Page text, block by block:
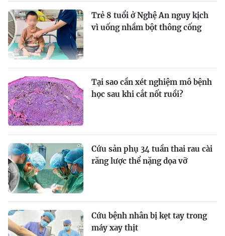
Trẻ 8 tuổi ở Nghệ An nguy kịch
vì uống nhầm bột thông cống
Tại sao cần xét nghiệm mô bệnh
học sau khi cắt nốt ruồi?
Cứu sản phụ 34 tuần thai rau cài
răng lược thể nặng dọa vỡ
Cứu bệnh nhân bị kẹt tay trong
máy xay thịt